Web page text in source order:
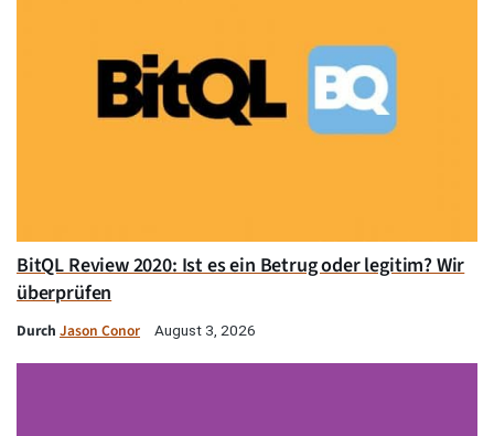
BitQL Review 2020: Ist es ein Betrug oder legitim? Wir
überprüfen
Durch Jason Conor August 3, 2026